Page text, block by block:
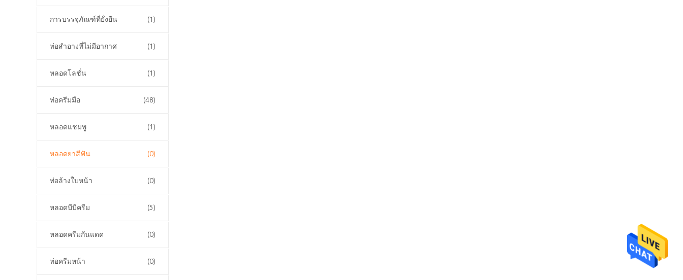
การบรรจุภัณฑ์ที่ยั่งยืน (1)
ท่อสําอางที่ไม่มีอากาศ (1)
หลอดโลชั่น (1)
ท่อครีมมือ (48)
หลอดแชมพู (1)
หลอดยาสีฟัน (0)
ท่อล้างใบหน้า (0)
หลอดบีบีครีม (5)
หลอดครีมกันแดด (0)
ท่อครีมหน้า (0)